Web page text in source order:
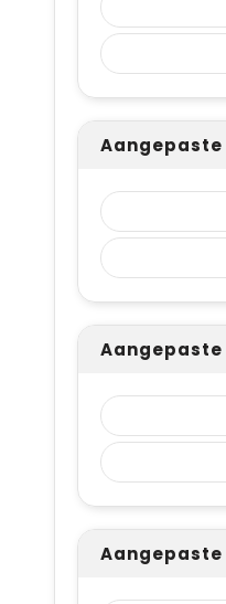
Aangepaste
Aangepaste
Aangepaste